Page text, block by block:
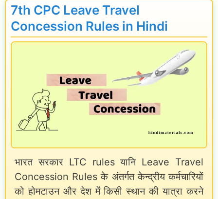
t
h
C
T
a
e
l
l
i
7th CPC Leave Travel
Concession Rules in Hindi
भारत सरकार LTC rules यानि Leave Travel
Concession Rules के अंतर्गत केन्द्रीय कर्मचारियों
को होमटाउन और देश में किसी स्थान की यात्रा करने